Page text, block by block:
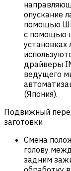
опускание
помощью
с помощью
установках
драйверы
ведущего
(Япония).
Подвижный
заготовки
Смена
голову
задним